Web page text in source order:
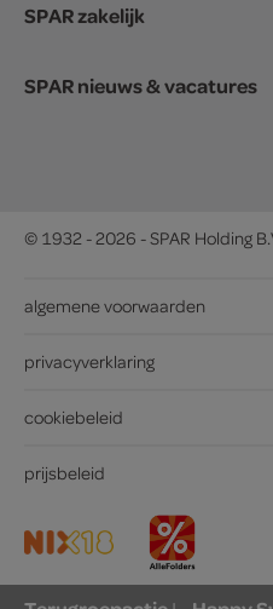
SPAR zakelijk
SPAR nieuws & vacatures
© 1932 - 2026 - SPAR Holding
algemene voorwaarden
privacyverklaring
cookiebeleid
prijsbeleid